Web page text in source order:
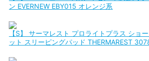
ン EVERNEW EBY015 オレンジ系
【S】 サーマレスト プロライトプラス ショ
ット スリーピングパッド THERMAREST